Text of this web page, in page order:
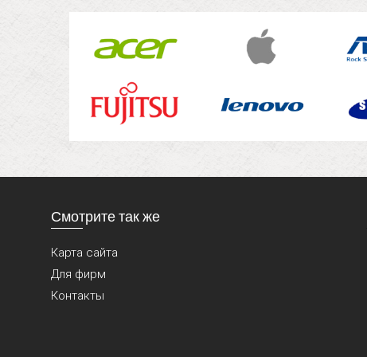
Смотрите так же
Карта сайта
Для фирм
Контакты